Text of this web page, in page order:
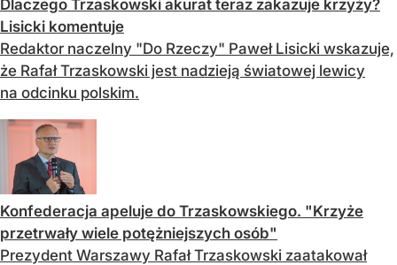
Dlaczego Trzaskowski akurat teraz zakazuje krzyży?
Lisicki komentuje
Redaktor naczelny "Do Rzeczy" Paweł Lisicki wskazuje,
że Rafał Trzaskowski jest nadzieją światowej lewicy
na odcinku polskim.
Konfederacja apeluje do Trzaskowskiego. "Krzyże
przetrwały wiele potężniejszych osób"
Prezydent Warszawy Rafał Trzaskowski zaatakował